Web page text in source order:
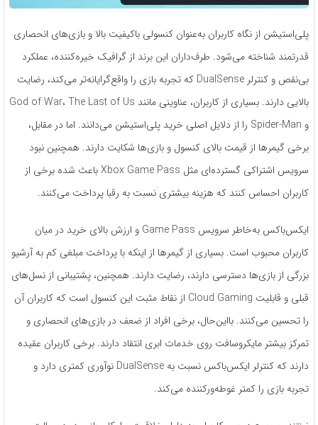
پلی‌استیشن از نگاه کاربران به‌عنوان کنسولی باکیفیت بالا و بازی‌های انحصاری
قدرتمند شناخته می‌شود. طرف‌داران این برند از گرافیک خیره‌کننده، عملکرد
بی‌نقص و کنترلر DualSense که تجربه بازی را واقع‌گرایانه‌تر می‌کند، رضایت
بالایی دارند. بسیاری از کاربران، عناوینی مانند God of War، The Last of Us
و Spider-Man را از دلایل اصلی خرید پلی‌استیشن می‌دانند. اما در مقابل،
برخی گیمرها از قیمت بالای کنسول و بازی‌ها شکایت دارند. همچنین نبود
سرویس اشتراکی گسترده‌ای مثل Xbox Game Pass باعث شده برخی از
کاربران احساس کنند که هزینه بیشتری نسبت به رقبا پرداخت می‌کنند.
ایکس‌باکس به‌خاطر سرویس Game Pass و ارزش بالای خرید در میان
کاربران محبوب است. بسیاری از گیمرها از اینکه با پرداخت مبلغی کم به آرشیو
بزرگی از بازی‌ها دسترسی دارند، رضایت دارند. همچنین، پشتیبانی از نسل‌های
قبلی و قابلیت Cloud Gaming از نقاط مثبت این کنسول است که کاربران آن
را تحسین می‌کنند. بااین‌حال، برخی افراد از ضعف در بازی‌های انحصاری و
تمرکز بیشتر مایکروسافت روی خدمات ابری انتقاد دارند. برخی کاربران عقیده
دارند که کنترلر ایکس‌باکس نسبت به DualSense نوآوری کمتری دارد و
تجربه بازی را کمتر غوطه‌ورکننده می‌کند.